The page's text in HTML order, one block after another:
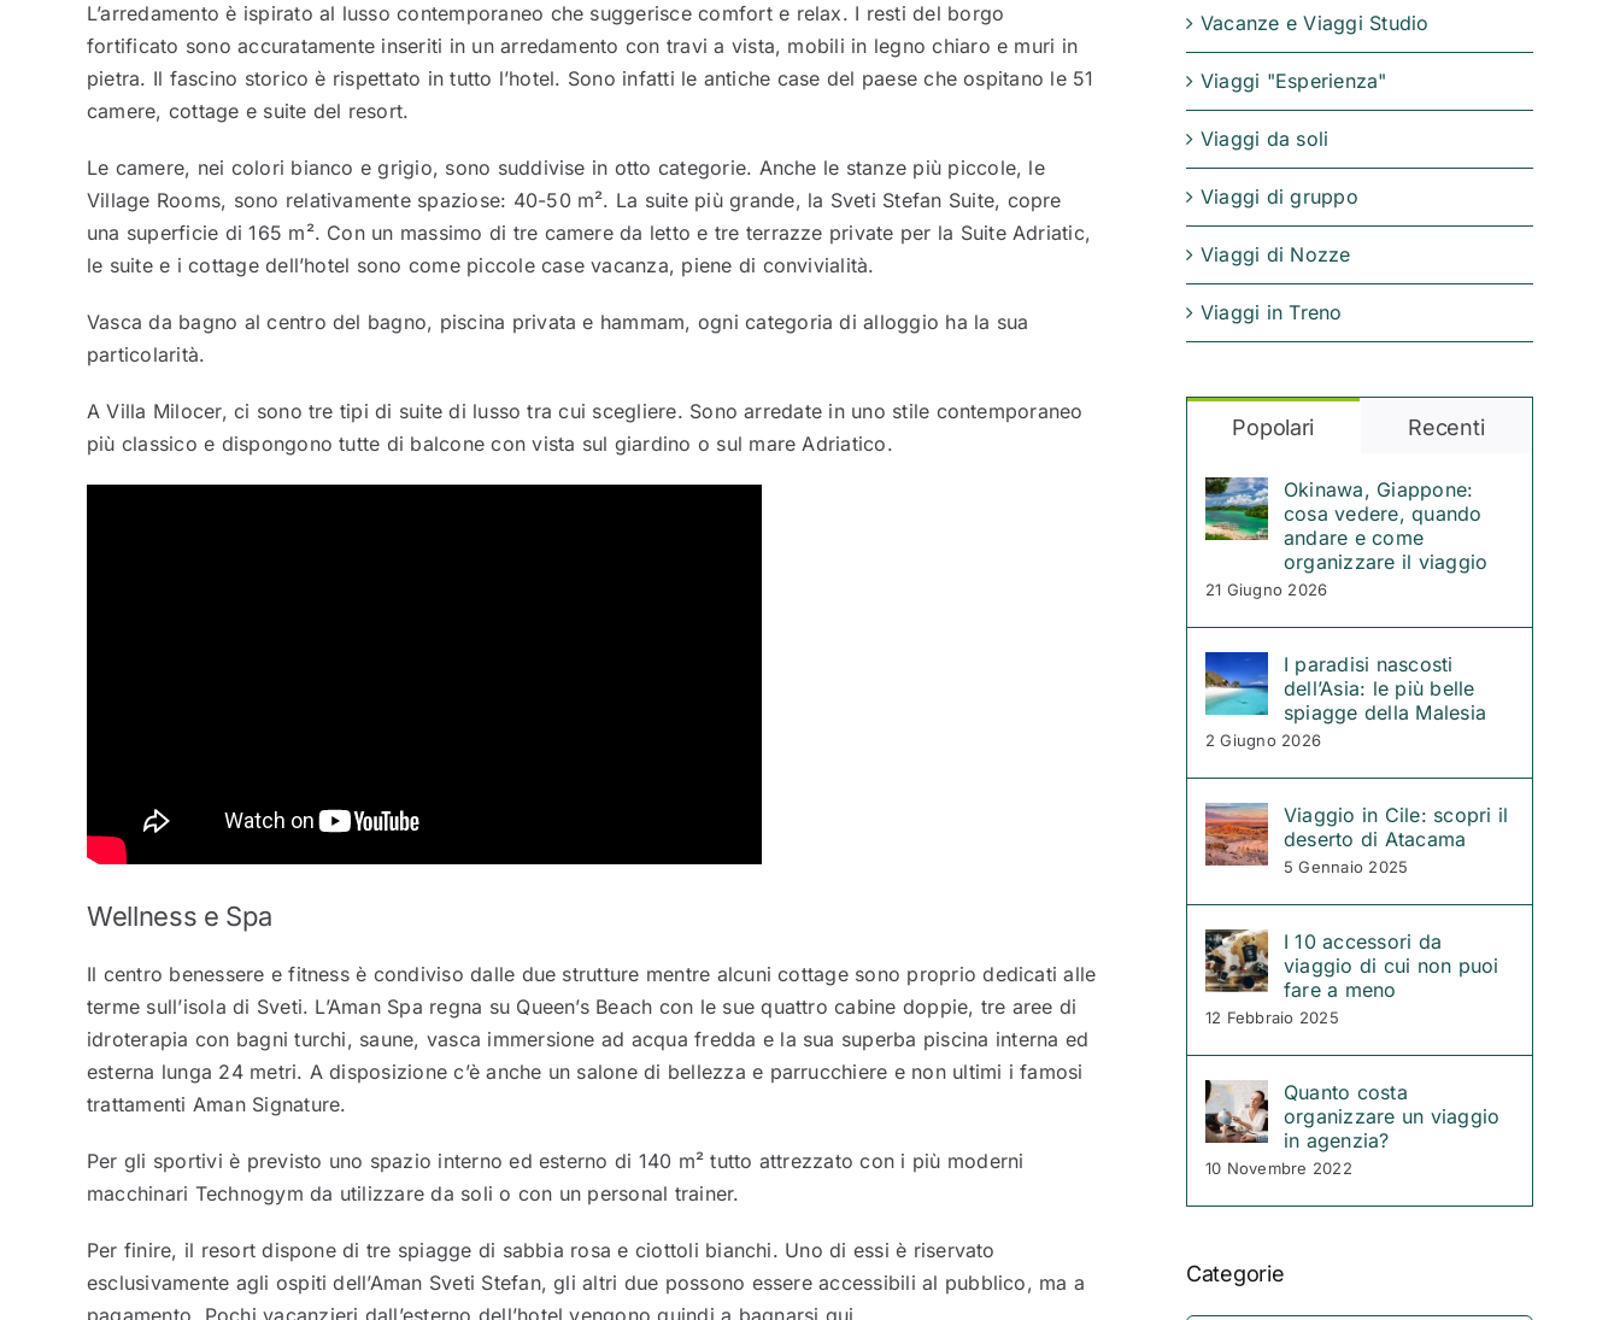
L’arredamento è ispirato al lusso contemporaneo che suggerisce comfort e relax. I resti del borgo
fortificato sono accuratamente inseriti in un arredamento con travi a vista, mobili in legno chiaro e muri in
pietra. Il fascino storico è rispettato in tutto l’hotel. Sono infatti le antiche case del paese che ospitano le 51
camere, cottage e suite del resort.
Le camere, nei colori bianco e grigio, sono suddivise in otto categorie. Anche le stanze più piccole, le
Village Rooms, sono relativamente spaziose: 40-50 m². La suite più grande, la Sveti Stefan Suite, copre
una superficie di 165 m². Con un massimo di tre camere da letto e tre terrazze private per la Suite Adriatic,
le suite e i cottage dell’hotel sono come piccole case vacanza, piene di convivialità.
Vasca da bagno al centro del bagno, piscina privata e hammam, ogni categoria di alloggio ha la sua
particolarità.
A Villa Milocer, ci sono tre tipi di suite di lusso tra cui scegliere. Sono arredate in uno stile contemporaneo
più classico e dispongono tutte di balcone con vista sul giardino o sul mare Adriatico.
Wellness e Spa
Il centro benessere e fitness è condiviso dalle due strutture mentre alcuni cottage sono proprio dedicati alle
terme sull’isola di Sveti. L’Aman Spa regna su Queen’s Beach con le sue quattro cabine doppie, tre aree di
idroterapia con bagni turchi, saune, vasca immersione ad acqua fredda e la sua superba piscina interna ed
esterna lunga 24 metri. A disposizione c’è anche un salone di bellezza e parrucchiere e non ultimi i famosi
trattamenti Aman Signature.
Per gli sportivi è previsto uno spazio interno ed esterno di 140 m² tutto attrezzato con i più moderni
macchinari Technogym da utilizzare da soli o con un personal trainer.
Per finire, il resort dispone di tre spiagge di sabbia rosa e ciottoli bianchi. Uno di essi è riservato
esclusivamente agli ospiti dell’Aman Sveti Stefan, gli altri due possono essere accessibili al pubblico, ma a
Vacanze e Viaggi Studio
Viaggi "Esperienza"
Viaggi da soli
Viaggi di gruppo
Viaggi di Nozze
Viaggi in Treno
Popolari Recenti
Okinawa, Giappone:
cosa vedere, quando
andare e come
organizzare il viaggio
21 Giugno 2026
I paradisi nascosti
dell’Asia: le più belle
spiagge della Malesia
2 Giugno 2026
Viaggio in Cile: scopri il
deserto di Atacama
5 Gennaio 2025
I 10 accessori da
viaggio di cui non puoi
fare a meno
12 Febbraio 2025
Quanto costa
organizzare un viaggio
in agenzia?
10 Novembre 2022
Categorie